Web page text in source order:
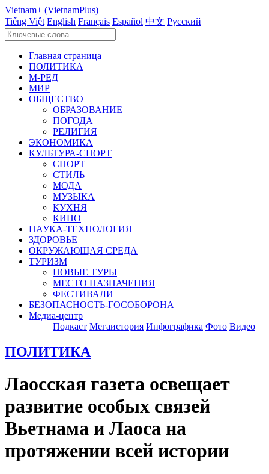
Vietnam+ (VietnamPlus)
Tiếng Việt English Français Español 中文 Русский
Главная страница
ПОЛИТИКА
М-РЕД
МИР
ОБЩЕСТВО
ОБРАЗОВАНИЕ
ПОГОДА
РЕЛИГИЯ
ЭКОНОМИКА
КУЛЬТУРА-СПОРТ
СПОРТ
СТИЛЬ
МОДА
МУЗЫКА
КУХНЯ
КИНО
НАУКА-ТЕХНОЛОГИЯ
ЗДОРОВЬЕ
ОКРУЖАЮЩАЯ СРЕДА
ТУРИЗМ
НОВЫЕ ТУРЫ
МЕСТО НАЗНАЧЕНИЯ
ФЕСТИВАЛИ
БЕЗОПАСНОСТЬ-ГОСОБОРОНА
Медиа-центр
Подкаст Мегаистория Инфографика Фото Видео
ПОЛИТИКА
Лаосская газета освещает
развитие особых связей
Вьетнама и Лаоса на
протяжении всей истории